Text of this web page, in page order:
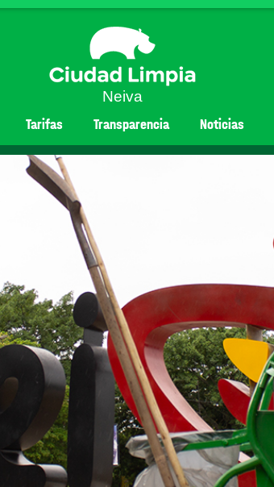
Neiva
Tarifas Transparencia Noticias